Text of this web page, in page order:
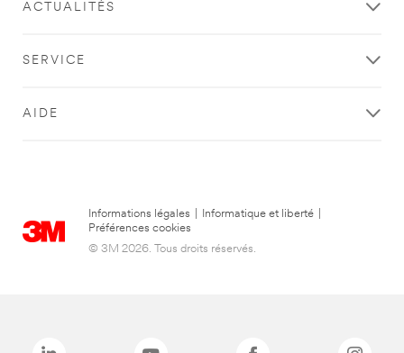
ACTUALITÉS
SERVICE
AIDE
Informations légales Informatique et liberté
Préférences cookies
© 3M 2026. Tous droits réservés.